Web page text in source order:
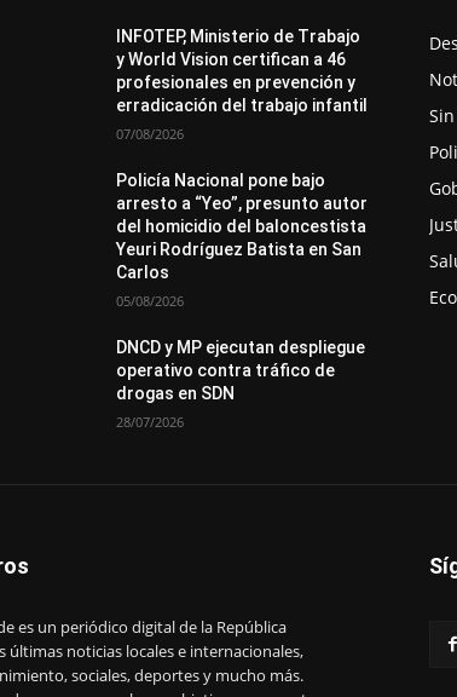
INFOTEP, Ministerio de Trabajo
y World Vision certifican a 46
profesionales en prevención y
erradicación del trabajo infantil
07/08/2026
Policía Nacional pone bajo
arresto a “Yeo”, presunto autor
del homicidio del baloncestista
Yeuri Rodríguez Batista en San
Carlos
05/08/2026
DNCD y MP ejecutan despliegue
operativo contra tráfico de
drogas en SDN
28/07/2026
es un periódico digital de la República
últimas noticias locales e internacionales,
sociales, deportes y mucho más.